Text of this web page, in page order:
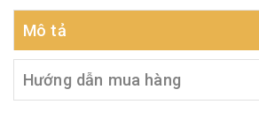
Mô tả
Hướng dẫn mua hàng